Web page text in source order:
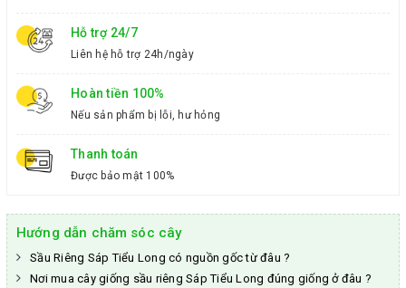
Hỗ trợ 24/7
Liên hệ hỗ trợ 24h/ngày
Hoàn tiền 100%
Nếu sản phẩm bị lỗi, hư hỏng
Thanh toán
Được bảo mật 100%
Hướng dẫn chăm sóc cây
Sầu Riêng Sáp Tiểu Long có nguồn gốc từ đâu ?
Nơi mua cây giống sầu riêng Sáp Tiểu Long đúng giống ở đâu ?